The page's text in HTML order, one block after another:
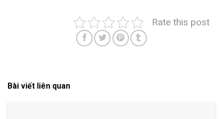
Rate this post
Bài viết liên quan